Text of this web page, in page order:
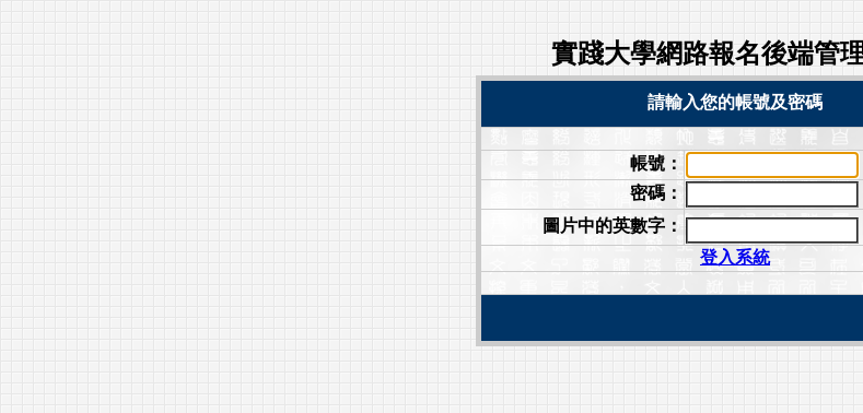
實踐大學網路報名後端管
請輸入您的帳號及密碼
帳號：
密碼：
圖片中的英數字：
登入系統